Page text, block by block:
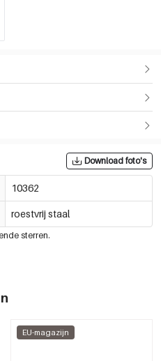
Download foto's
10362
roestvrij staal
sterren.
EU-magazijn